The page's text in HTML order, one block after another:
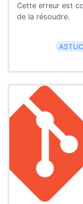
Cette erreur est
de la résoudre.